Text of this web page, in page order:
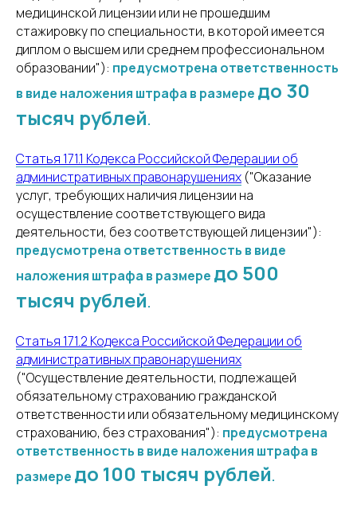
медицинской лицензии или не прошедшим
стажировку по специальности, в которой имеется
диплом о высшем или среднем профессиональном
образовании"): предусмотрена ответственность
в виде наложения штрафа в размере до 30
тысяч рублей.
Статья 171.1 Кодекса Российской Федерации об
административных правонарушениях ("Оказание
услуг, требующих наличия лицензии на
осуществление соответствующего вида
деятельности, без соответствующей лицензии"):
предусмотрена ответственность в виде
наложения штрафа в размере до 500
тысяч рублей.
Статья 171.2 Кодекса Российской Федерации об
административных правонарушениях
("Осуществление деятельности, подлежащей
обязательному страхованию гражданской
ответственности или обязательному медицинскому
страхованию, без страхования"): предусмотрена
ответственность в виде наложения штрафа в
размере до 100 тысяч рублей.